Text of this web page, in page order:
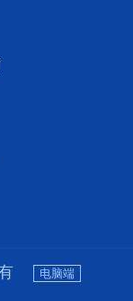
电脑端